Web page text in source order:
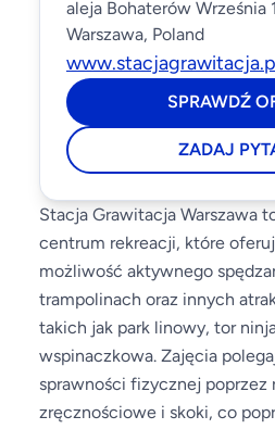
aleja Bohaterów Września
Warszawa, Poland
SPRAWDŹ
ZADAJ
Stacja Grawitacja Warszawa
centrum rekreacji, które
możliwość aktywnego
trampolinach oraz innych
takich jak park linowy, tor
wspinaczkowa. Zajęcia
sprawności fizycznej
zręcznościowe i skoki, co